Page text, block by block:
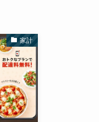
家計